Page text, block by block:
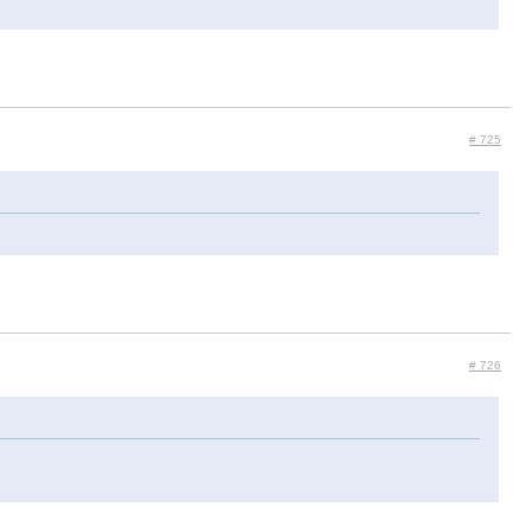
# 725
# 726